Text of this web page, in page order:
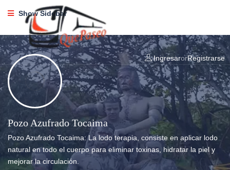
IngresarorRegistrarse
Show Sidebar
Pozo Azufrado Tocaima
Pozo Azufrado Tocaima: La lodo terapia, consiste en aplicar lodo
natural en todo el cuerpo para eliminar toxinas, hidratar la piel y
mejorar la circulación.